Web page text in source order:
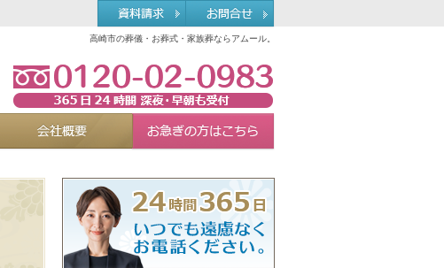
高崎市の葬儀・お葬式・家族葬ならアムール。